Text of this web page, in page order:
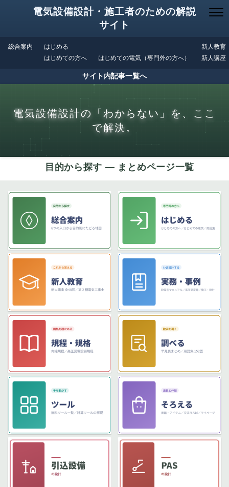
電気設備設計・施工者のための解説
サイト
総合案内
はじめる
はじめての方へ
はじめての電気（専門外の方へ）
新人教育
新人講座
サイト内記事一覧へ
電気設備設計の「わからない」を、ここ
で解決。